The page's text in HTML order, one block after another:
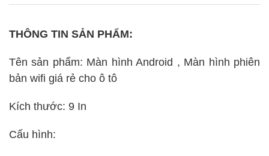
THÔNG TIN SẢN PHẨM:
Tên sản phẩm: Màn hình Android , Màn hình phiên
bản wifi giá rẻ cho ô tô
Kích thước: 9 In
Cấu hình: